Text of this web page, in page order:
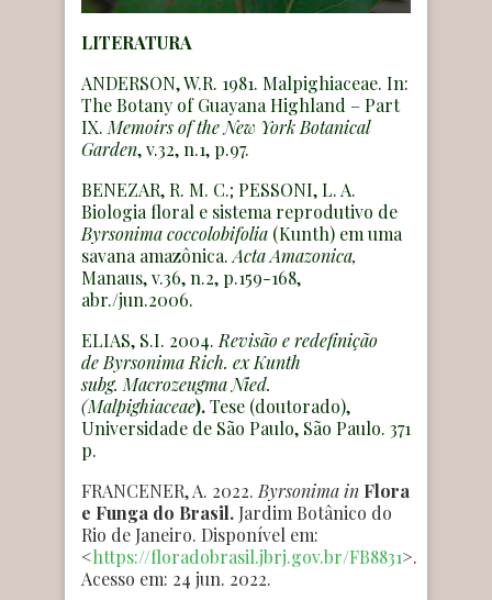
LITERATURA
ANDERSON, W.R. 1981. Malpighiaceae. In:
The Botany of Guayana Highland – Part
IX. Memoirs of the New York Botanical
Garden, v.32, n.1, p.97.
BENEZAR, R. M. C.; PESSONI, L. A.
Biologia floral e sistema reprodutivo de
Byrsonima coccolobifolia (Kunth) em uma
savana amazônica. Acta Amazonica,
Manaus, v.36, n.2, p.159-168,
abr./jun.2006.
ELIAS, S.I. 2004. Revisão e redefinição
de Byrsonima Rich. ex Kunth
subg. Macrozeugma Nied.
(Malpighiaceae).Tese (doutorado),
Universidade de São Paulo, São Paulo. 371
p.
FRANCENER, A. 2022. Byrsonimain Flora
e Funga do Brasil. Jardim Botânico do
Rio de Janeiro. Disponível em:
<https://floradobrasil.jbrj.gov.br/FB8831>.
Acesso em: 24 jun. 2022.